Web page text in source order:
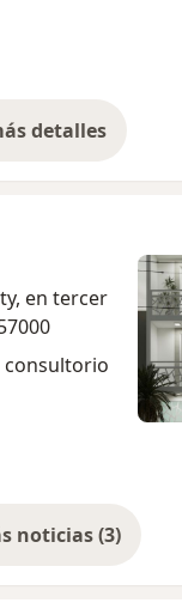
detalles
sobre la experiencia
en tercer
consultorio
Mostrar más noticias (3)